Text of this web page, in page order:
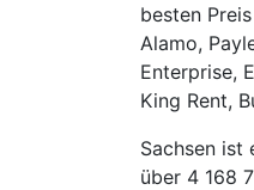
besten
Alamo,
Enterprise,
King Rent,
Sachsen ist
über 4 168